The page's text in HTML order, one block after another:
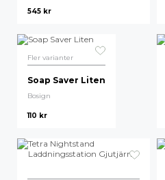
545 kr
Fler varianter
Soap Saver Liten
Bosign
110 kr